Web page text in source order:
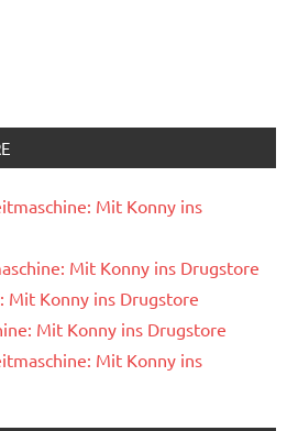
Mit Konny ins
Mit Konny ins Drugstore
Mit Konny ins Drugstore
Mit Konny ins Drugstore
Mit Konny ins